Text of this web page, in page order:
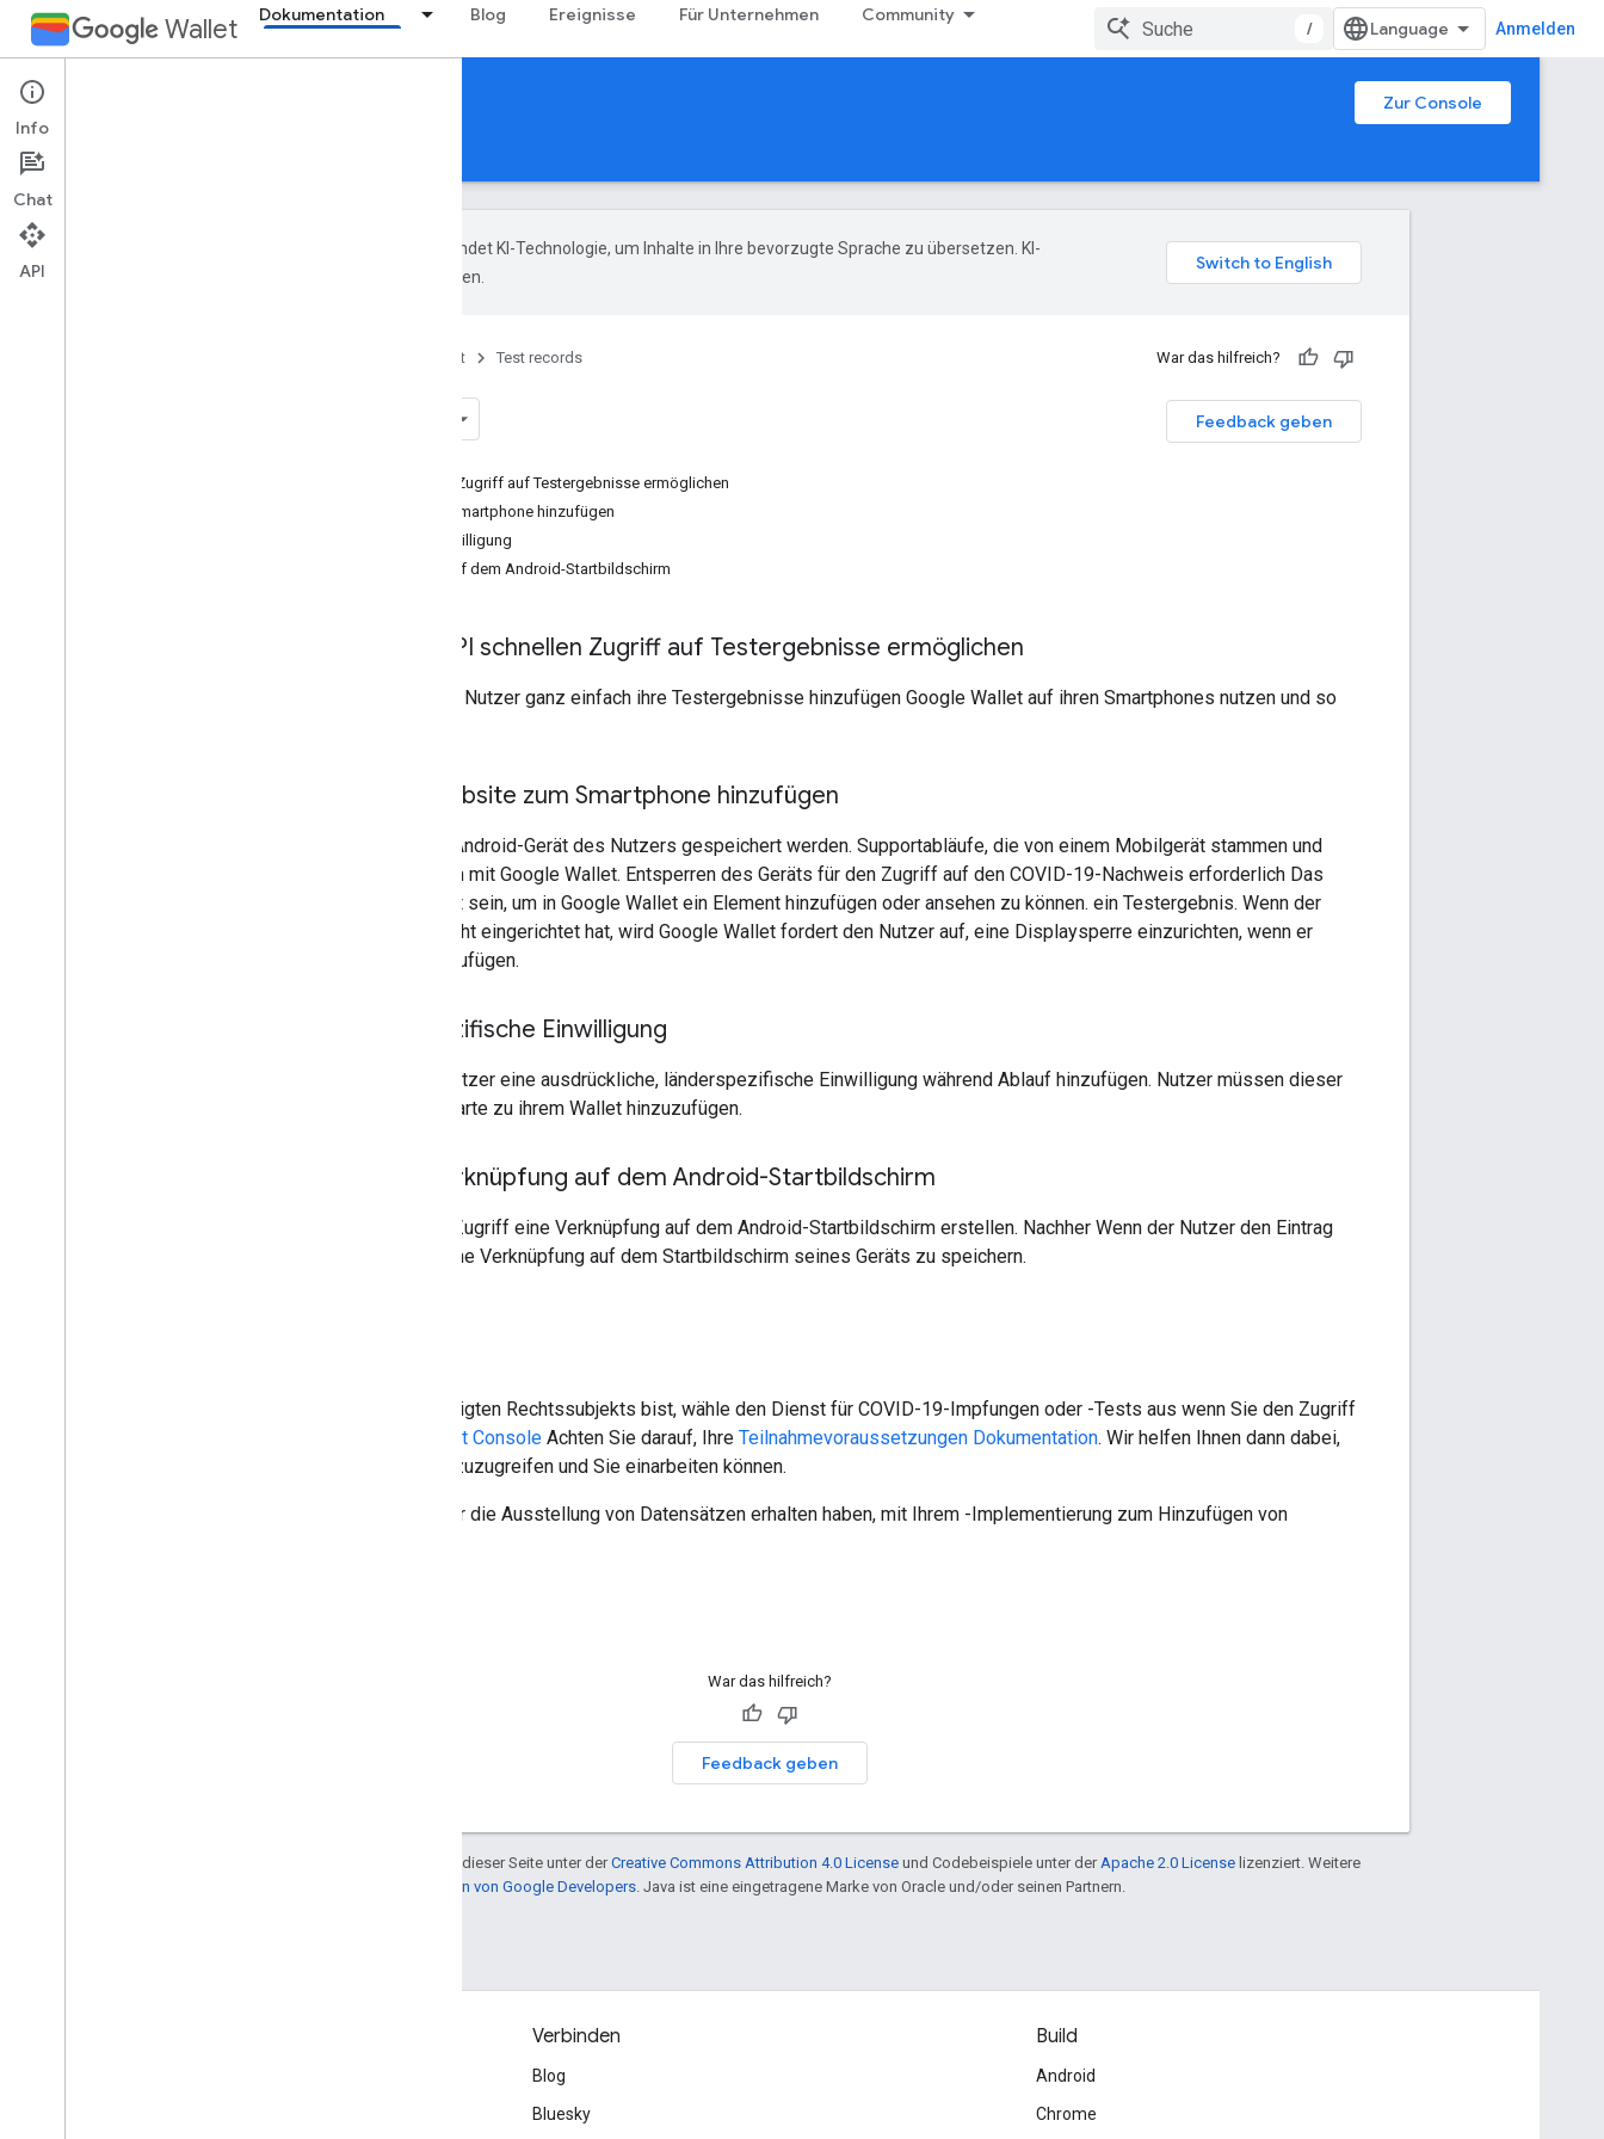
Wallet Dokumentation Blog Ereignisse Für Unternehmen Community
/ Anmelden
Test records
Zur Console
Übersicht
Google verwendet KI-Technologie, um Inhalte in Ihre bevorzugte Sprache zu übersetzen. KI-
Übersetzungen können Fehler enthalten.
Google Wallet Test records War das hilfreich?
Feedback geben
Über die Google Wallet API schnellen Zugriff auf Testergebnisse ermöglichen
Über App oder mobile Website zum Smartphone hinzufügen
Ausdrückliche, länderspezifische Einwilligung
Einfacher Zugriff über Verknüpfung auf dem Android-Startbildschirm
Über die Google Wallet API schnellen Zugriff auf Testergebnisse ermöglichen
Mit der Google Wallet API können Nutzer ganz einfach ihre Testergebnisse hinzufügen Google Wallet auf ihren Smartphones nutzen und so
Über App oder mobile Website zum Smartphone hinzufügen
Testergebnisse können auf dem Android-Gerät des Nutzers gespeichert werden. Supportabläufe, die von einem Mobilgerät stammen und
versuchen, die Karte hinzuzufügen mit Google Wallet. Entsperren des Geräts für den Zugriff auf den COVID-19-Nachweis erforderlich Das
Gerät des Nutzers muss entsperrt sein, um in Google Wallet ein Element hinzufügen oder ansehen zu können. ein Testergebnis. Wenn der
Nutzer die Displaysperre noch nicht eingerichtet hat, wird Google Wallet fordert den Nutzer auf, eine Displaysperre einzurichten, wenn er
versucht, ein Testergebnis hinzuzufügen.
länderspezifische Einwilligung
Bei Testergebnissen wird dem Nutzer eine ausdrückliche, länderspezifische Einwilligung während Ablauf hinzufügen. Nutzer müssen dieser
Einwilligung zustimmen, um die Karte zu ihrem Wallet hinzuzufügen.
Einfacher Zugriff über Verknüpfung auf dem Android-Startbildschirm
Nutzer können für den einfachen Zugriff eine Verknüpfung auf dem Android-Startbildschirm erstellen. Nachher Wenn der Nutzer den Eintrag
hinzufügt, wird er aufgefordert, eine Verknüpfung auf dem Startbildschirm seines Geräts zu speichern.
Wenn du Entwickler eines berechtigten Rechtssubjekts bist, wähle den Dienst für COVID-19-Impfungen oder -Tests aus wenn Sie den Zugriff
Google Pay & Wallet Console Achten Sie darauf, Ihre Teilnahmevoraussetzungen Dokumentation. Wir helfen Ihnen dann dabei,
auf die Entwicklerdokumentation zuzugreifen und Sie einarbeiten können.
Nachdem Sie die Genehmigung für die Ausstellung von Datensätzen erhalten haben, mit Ihrem -Implementierung zum Hinzufügen von
War das hilfreich?
Feedback geben
Sofern nicht anders angegeben, sind die Inhalte dieser Seite unter derCreative Commons Attribution 4.0 License und Codebeispiele unter der Apache 2.0 License lizenziert. Weitere
Websiterichtlinien von Google Developers . Java ist eine eingetragene Marke von Oracle und/oder seinen Partnern.
Verbinden
Blog
Bluesky
Build
Android
Chrome
Info
Chat
API